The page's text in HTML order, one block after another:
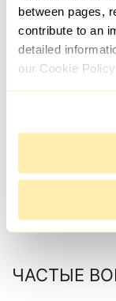
between pages,
contribute to an
detailed
our Cookie
Прокси от
без прокси
деться.
ЧАСТЫЕ